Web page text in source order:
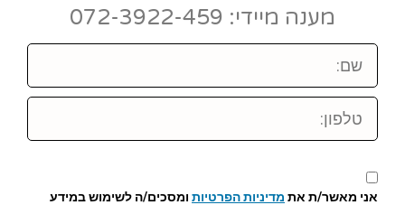
מענה מיידי: 072-3922-459
שם:
טלפון:
אני מאשר/ת את מדיניות הפרטיות ומסכים/ה לשימוש במידע